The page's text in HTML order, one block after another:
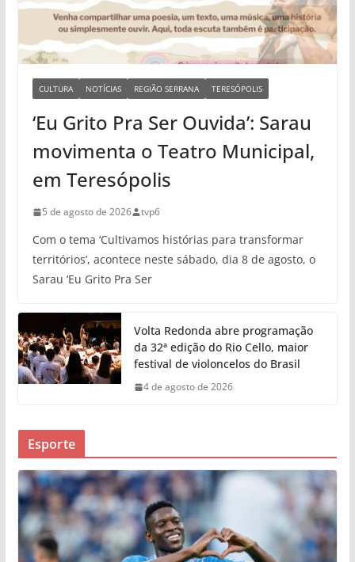
CULTURA NOTÍCIAS REGIÃO SERRANA TERESÓPOLIS
‘Eu Grito Pra Ser Ouvida’: Sarau
movimenta o Teatro Municipal,
em Teresópolis
5 de agosto de 2026 tvp6
Com o tema ‘Cultivamos histórias para transformar
territórios’, acontece neste sábado, dia 8 de agosto, o
Sarau ‘Eu Grito Pra Ser
Volta Redonda abre programação
da 32ª edição do Rio Cello, maior
festival de violoncelos do Brasil
4 de agosto de 2026
Esporte